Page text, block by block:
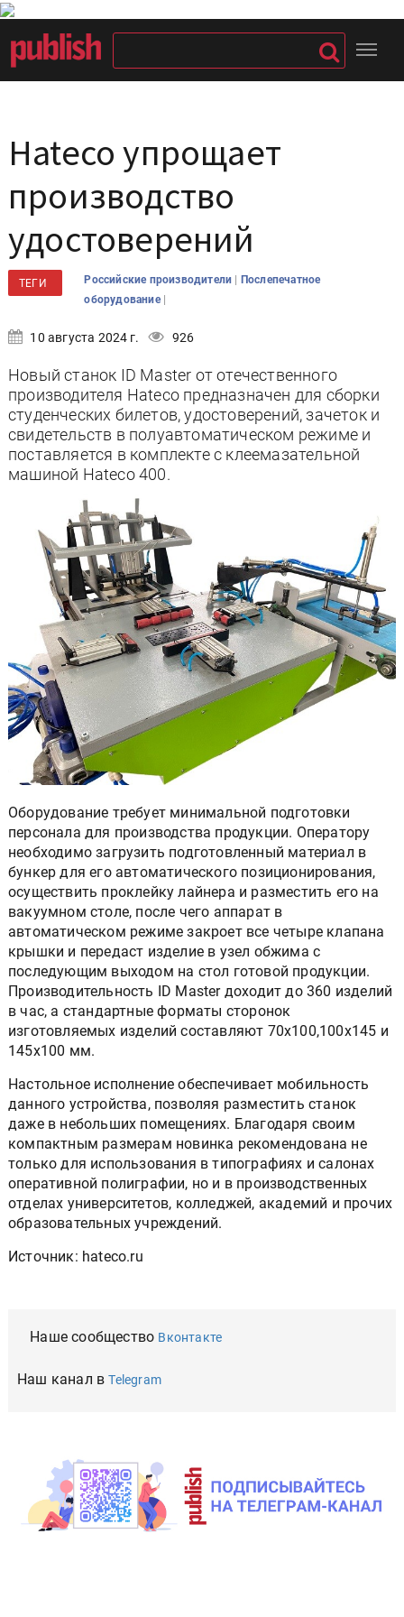
Hateco упрощает
производство
удостоверений
ТЕГИ Российские производители | Послепечатное
оборудование |
10 августа 2024 г. 926
Новый станок ID Master от отечественного
производителя Hateco предназначен для сборки
студенческих билетов, удостоверений, зачеток и
свидетельств в полуавтоматическом режиме и
поставляется в комплекте с клеемазательной
машиной Hateco 400.
Оборудование требует минимальной подготовки
персонала для производства продукции. Оператору
необходимо загрузить подготовленный материал в
бункер для его автоматического позиционирования,
осуществить проклейку лайнера и разместить его на
вакуумном столе, после чего аппарат в
автоматическом режиме закроет все четыре клапана
крышки и передаст изделие в узел обжима с
последующим выходом на стол готовой продукции.
Производительность ID Master доходит до 360 изделий
в час, а стандартные форматы сторонок
изготовляемых изделий составляют 70х100,100х145 и
145х100 мм.
Настольное исполнение обеспечивает мобильность
данного устройства, позволяя разместить станок
даже в небольших помещениях. Благодаря своим
компактным размерам новинка рекомендована не
только для использования в типографиях и салонах
оперативной полиграфии, но и в производственных
отделах университетов, колледжей, академий и прочих
образовательных учреждений.
Источник: hateco.ru
Наше сообщество Вконтакте
Наш канал вTelegram